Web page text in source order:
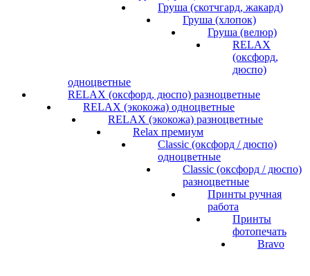
Груша (скотчгард, жакард)
Груша (хлопок)
Груша (велюр)
RELAX
(оксфорд,
дюспо)
одноцветные
RELAX (оксфорд, дюспо) разноцветные
RELAX (экокожа) одноцветные
RELAX (экокожа) разноцветные
Relax премиум
Classic (оксфорд / дюспо)
одноцветные
Classic (оксфорд / дюспо)
разноцветные
Принты ручная
работа
Принты
фотопечать
Bravo